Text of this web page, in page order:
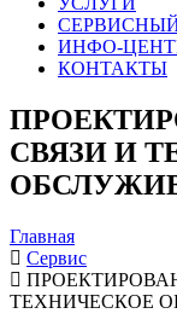
ИНФО-
КОНТАКТЫ
СВЯЗИ И
Главная
Сервис
ТЕХНИЧЕСКОЕ